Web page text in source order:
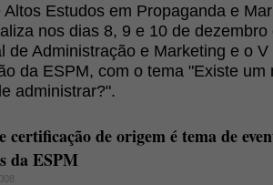
Altos Estudos em Propaganda e
nos dias 8, 9 e 10 de
de Administração e Marketing e o
da ESPM, com o tema "Existe um
administrar?".
certificação de origem é tema de
da ESPM